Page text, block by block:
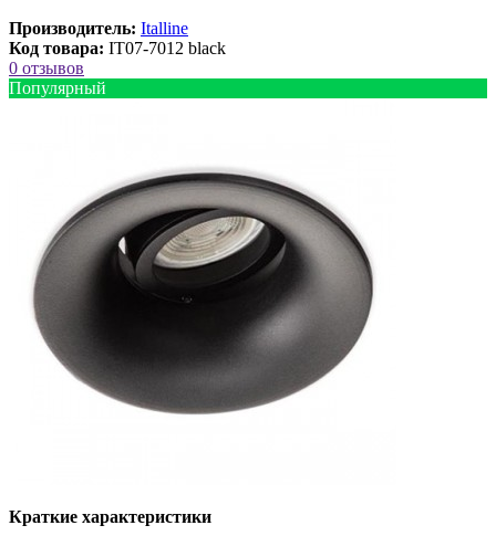
Производитель: Italline
Код товара: IT07-7012 black
0 отзывов
Популярный
Краткие характеристики